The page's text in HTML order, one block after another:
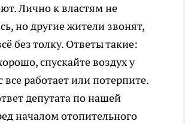
Лично к властям не
но другие жители звонят,
без толку. Ответы такие:
спускайте воздух у
все работает или потерпите.
депутата по нашей
началом отопительного